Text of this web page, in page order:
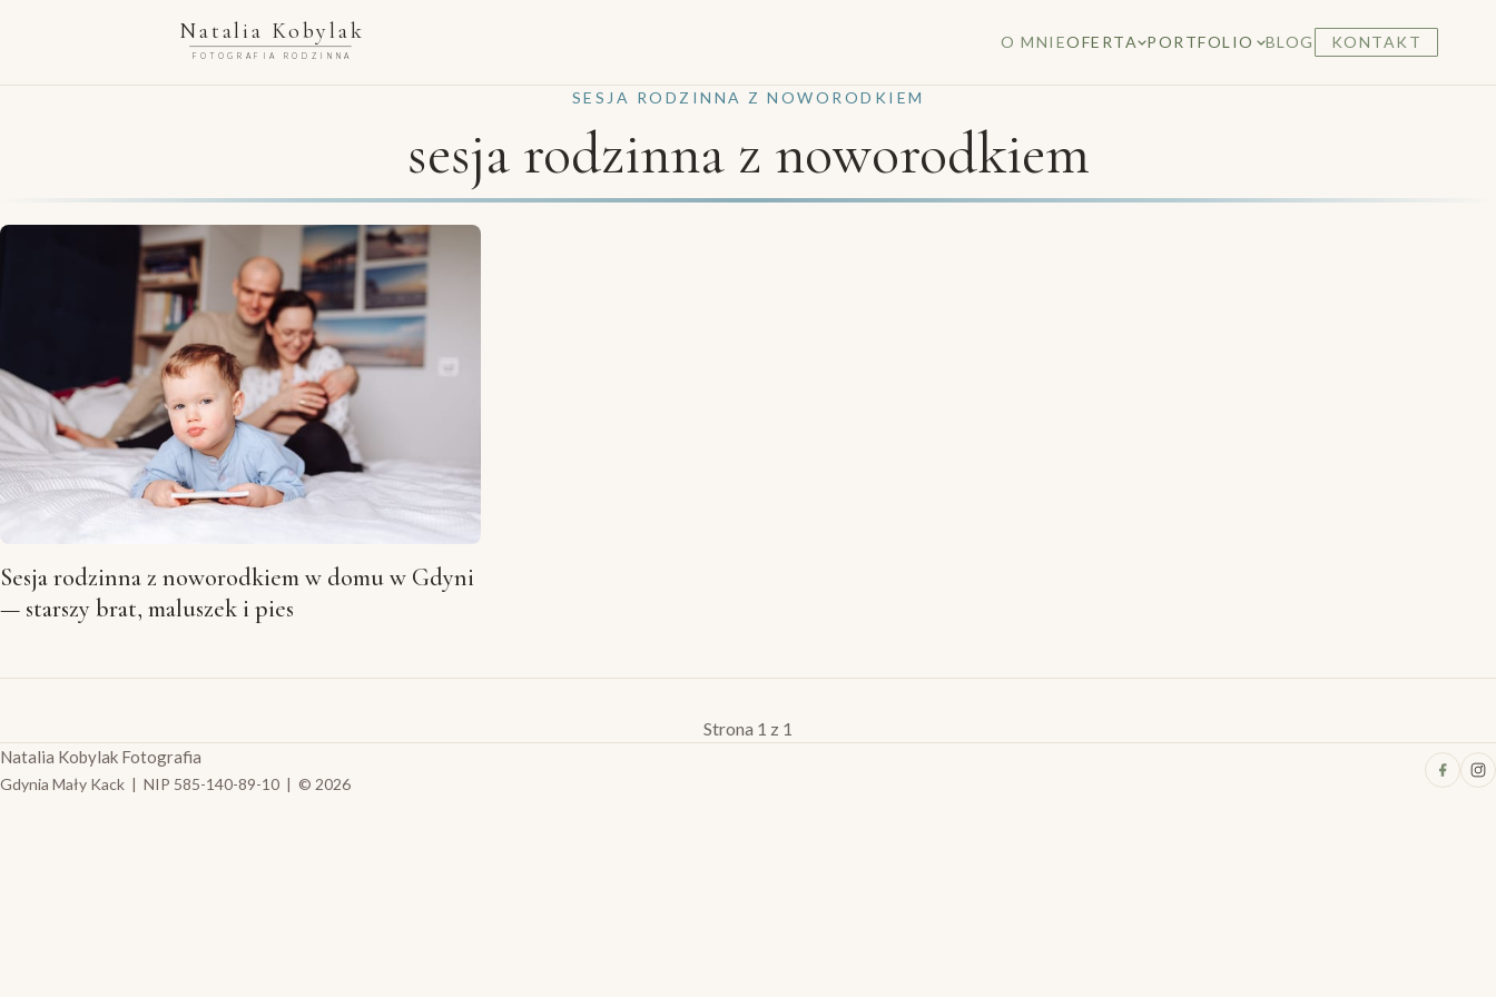
Natalia Kobylak
FOTOGRAFIA RODZINNA
O MNIEOFERTA PORTFOLIO BLOG KONTAKT
SESJA RODZINNA Z NOWORODKIEM
sesja rodzinna z noworodkiem
Sesja rodzinna z noworodkiem w domu w Gdyni
— starszy brat, maluszek i pies
Strona 1 z 1
Natalia Kobylak Fotografia
Gdynia Mały Kack | NIP 585-140-89-10 | © 2026